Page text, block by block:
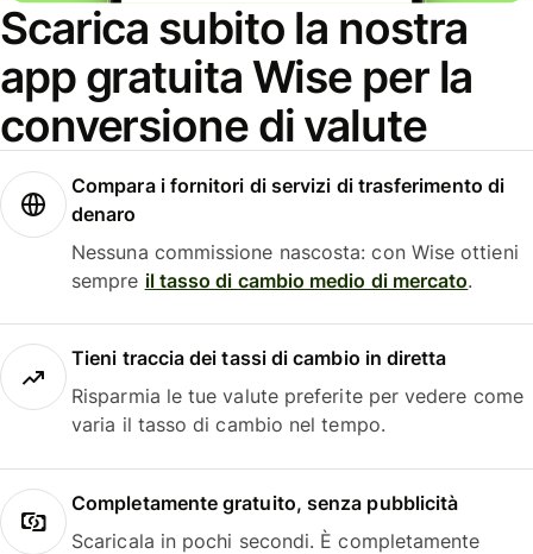
Scarica subito la nostra
app gratuita Wise per la
conversione di valute
Compara i fornitori di servizi di trasferimento di
denaro
Nessuna commissione nascosta: con Wise ottieni
sempre il tasso di cambio medio di mercato.
Tieni traccia dei tassi di cambio in diretta
Risparmia le tue valute preferite per vedere come
varia il tasso di cambio nel tempo.
Completamente gratuito, senza pubblicità
Scaricala in pochi secondi. È completamente